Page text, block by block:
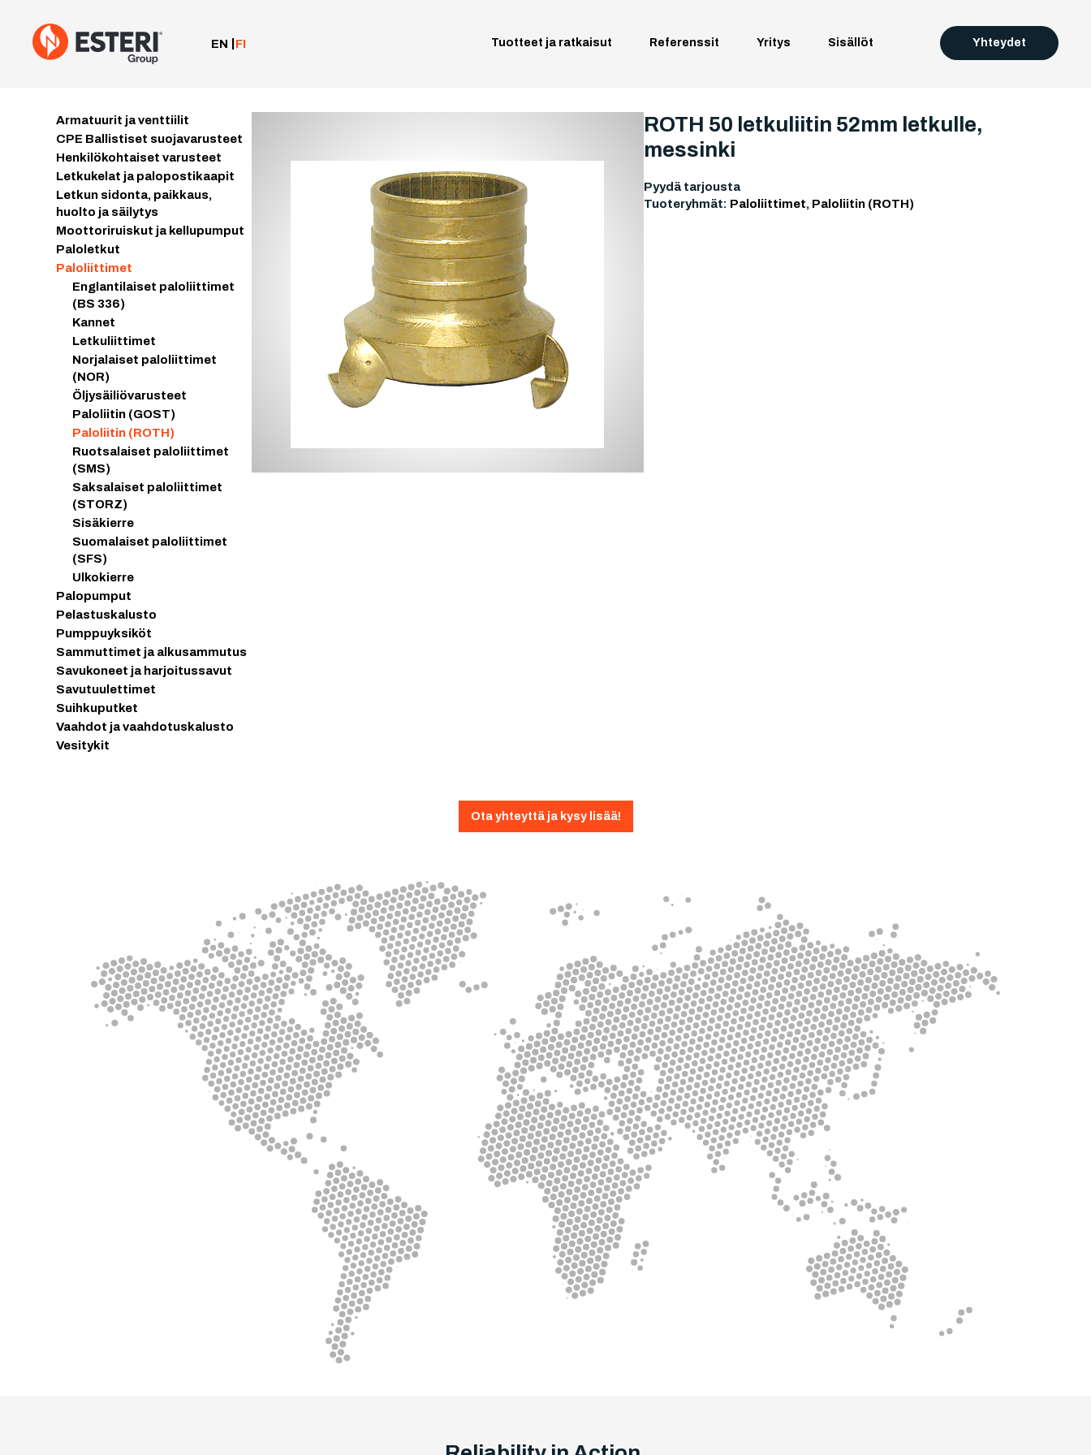
sisältöön
EN
FI Tuotteet ja ratkaisut Referenssit Yritys Sisällöt Yhteydet
Armatuurit ja venttiilit
CPE Ballistiset suojavarusteet
Henkilökohtaiset varusteet
Letkukelat ja palopostikaapit
Letkun sidonta, paikkaus,
huolto ja säilytys
Moottoriruiskut ja kellupumput
Paloletkut
Paloliittimet
Englantilaiset paloliittimet
(BS 336)
Kannet
Letkuliittimet
Norjalaiset paloliittimet
(NOR)
Öljysäiliövarusteet
Paloliitin (GOST)
Paloliitin (ROTH)
Ruotsalaiset paloliittimet
(SMS)
Saksalaiset paloliittimet
(STORZ)
Sisäkierre
Suomalaiset paloliittimet
(SFS)
Ulkokierre
Palopumput
Pelastuskalusto
Pumppuyksiköt
Sammuttimet ja alkusammutus
Savukoneet ja harjoitussavut
Savutuulettimet
Suihkuputket
Vaahdot ja vaahdotuskalusto
Vesitykit
ROTH 50 letkuliitin 52mm letkulle,
messinki
Pyydä tarjousta
Tuoteryhmät: Paloliittimet, Paloliitin (ROTH)
Ota yhteyttä ja kysy lisää!